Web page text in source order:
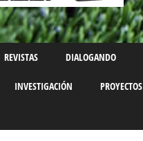
REVISTAS DIALOGANDO
INVESTIGACIÓN PROYECTOS